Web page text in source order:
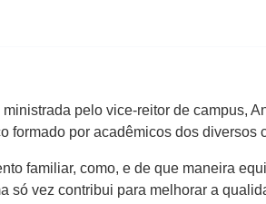
pelo vice-reitor de campus,
por acadêmicos dos diversos
familiar, como, e de que maneira
só vez contribui para melhorar a